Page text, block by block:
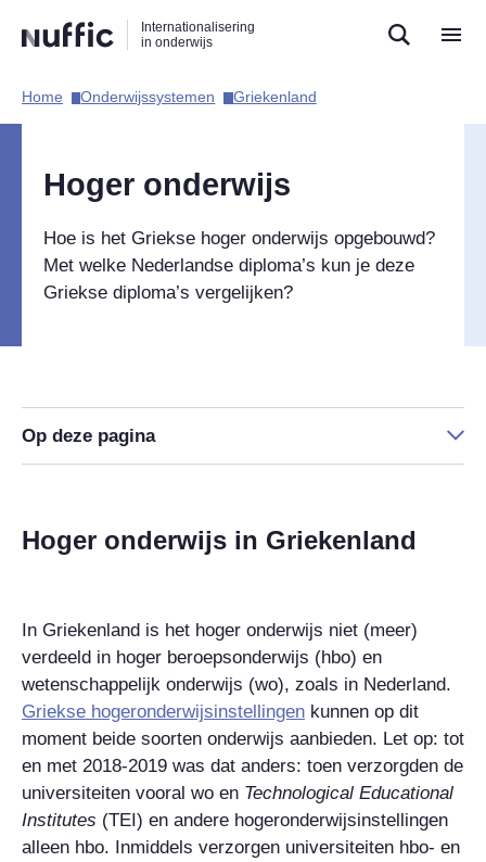
naar
zoekfunctie
naar
hoofdnavigatie
naar
inhoud
Internationalisering
in onderwijs
Hoofdnavigatie
Home​ Onderwijssystemen​ Griekenland​
Hoger onderwijs
Hoe is het Griekse hoger onderwijs opgebouwd?
Met welke Nederlandse diploma’s kun je deze
Griekse diploma’s vergelijken?
Op deze pagina
Hoger onderwijs in Griekenland
In Griekenland is het hoger onderwijs niet (meer)
verdeeld in hoger beroepsonderwijs (hbo) en
wetenschappelijk onderwijs (wo), zoals in Nederland.
Griekse hogeronderwijsinstellingen kunnen op dit
moment beide soorten onderwijs aanbieden. Let op: tot
en met 2018-2019 was dat anders: toen verzorgden de
universiteiten vooral wo en Technological Educational
Institutes (TEI) en andere hogeronderwijsinstellingen
alleen hbo. Inmiddels verzorgen universiteiten hbo- en